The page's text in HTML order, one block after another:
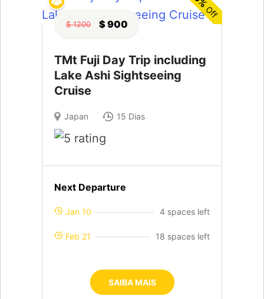
Off
$ 1200 $ 900
TMt Fuji Day Trip including
Lake Ashi Sightseeing
Cruise
Japan 15 Dias
Next Departure
Jan 10 4 spaces left
Feb 21 18 spaces left
SAIBA MAIS